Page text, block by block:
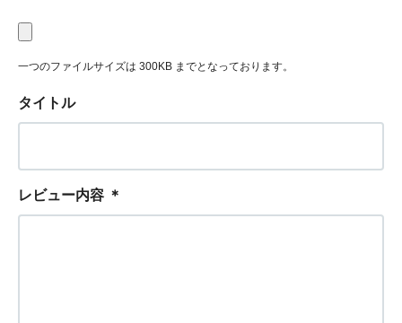
一つのファイルサイズは 300KB までとなっております。
タイトル
レビュー内容 ＊